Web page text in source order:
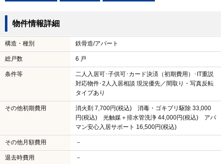
物件情報詳細
構造・種別 鉄骨造/アパート
総戸数 6 戸
条件等
二人入居可･子供可･カード決済（初期費用）･IT重説
対応物件･2人入居相談 現況優先／間取り・写真反転
タイプあり
その他初期費用
消火剤 7,700円(税込) 消毒・ゴキブリ駆除 33,000
円(税込) 光触媒＋排水管洗浄 44,000円(税込) アパ
マン安心入居サポート 16,500円(税込)
その他月額費用 －
退去時費用
－